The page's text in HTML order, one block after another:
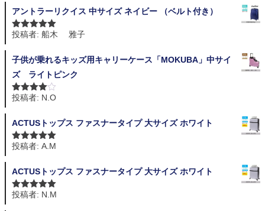
アントラーリクイス 中サイズ ネイビー （ベルト付き）
5段階中 5の
投稿者: 船木 雅子
子供が乗れるキッズ用キャリーケース「MOKUBA」中サイ
ズ ライトピンク
5段階中 4
投稿者: N.O
ACTUSトップス ファスナータイプ 大サイズ ホワイト
5段階中 5の
投稿者: A.M
ACTUSトップス ファスナータイプ 大サイズ ホワイト
5段階中 5の
投稿者: N.M